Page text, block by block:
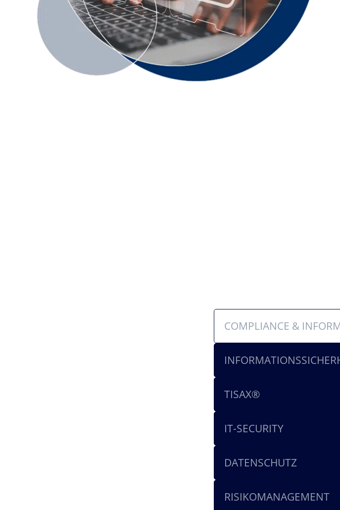
COMPLIANCE &
TISAX®
IT-SECURITY
DATENSCHUTZ
RISIKOMANAGEMENT